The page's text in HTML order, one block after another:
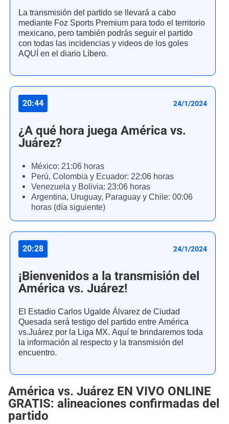
La transmisión del partido se llevará a cabo
mediante Foz Sports Premium para todo el territorio
mexicano, pero también podrás seguir el partido
con todas las incidencias y videos de los goles
AQUÍ en el diario Líbero.
20:44 24/1/2024
¿A qué hora juega América vs.
Juárez?
México: 21:06 horas
Perú, Colombia y Ecuador: 22:06 horas
Venezuela y Bolivia: 23:06 horas
Argentina, Uruguay, Paraguay y Chile: 00:06
horas (día siguiente)
20:28 24/1/2024
¡Bienvenidos a la transmisión del
América vs. Juárez!
El Estadio Carlos Ugalde Álvarez de Ciudad
Quesada será testigo del partido entre América
vs.Juárez por la Liga MX. Aquí te brindaremos toda
la información al respecto y la transmisión del
encuentro.
América vs. Juárez EN VIVO ONLINE
GRATIS: alineaciones confirmadas del
partido